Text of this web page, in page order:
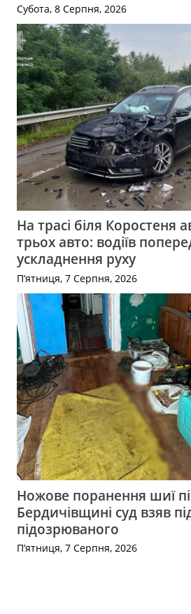
Субота, 8 Серпня, 2026
На трасі біля Коростеня
трьох авто: водіїв
ускладнення руху
П’ятниця, 7 Серпня, 2026
Ножове поранення шиї
Бердичівщині суд взяв
підозрюваного
П’ятниця, 7 Серпня, 2026